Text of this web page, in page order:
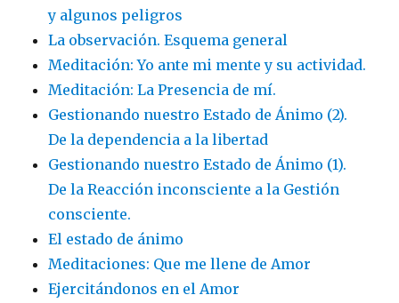
y algunos peligros
La observación. Esquema general
Meditación: Yo ante mi mente y su actividad.
Meditación: La Presencia de mí.
Gestionando nuestro Estado de Ánimo (2).
De la dependencia a la libertad
Gestionando nuestro Estado de Ánimo (1).
De la Reacción inconsciente a la Gestión
consciente.
El estado de ánimo
Meditaciones: Que me llene de Amor
Ejercitándonos en el Amor